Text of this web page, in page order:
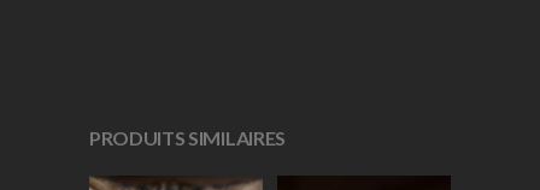
PRODUITS SIMILAIRES